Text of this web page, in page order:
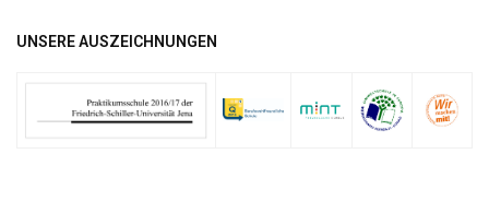
UNSERE AUSZEICHNUNGEN